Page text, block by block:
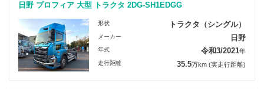
日野 プロフィア 大型 トラクタ 2DG-SH1EDGG
形状 トラクタ（シングル）
メーカー 日野
年式 令和3/2021年
走行距離 35.5万km (実走行距離)